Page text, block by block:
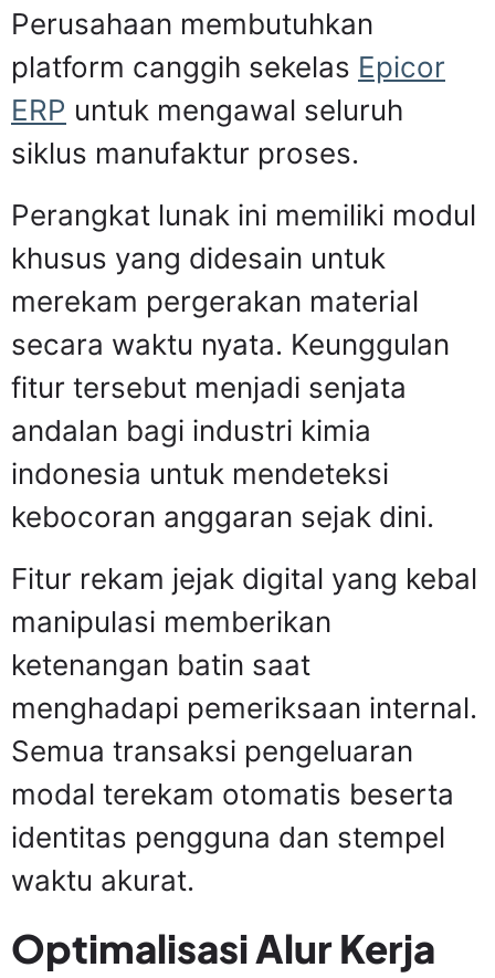
Perusahaan membutuhkan
platform canggih sekelas Epicor
ERP untuk mengawal seluruh
siklus manufaktur proses.
Perangkat lunak ini memiliki modul
khusus yang didesain untuk
merekam pergerakan material
secara waktu nyata. Keunggulan
fitur tersebut menjadi senjata
andalan bagi industri kimia
indonesia untuk mendeteksi
kebocoran anggaran sejak dini.
Fitur rekam jejak digital yang kebal
manipulasi memberikan
ketenangan batin saat
menghadapi pemeriksaan internal.
Semua transaksi pengeluaran
modal terekam otomatis beserta
identitas pengguna dan stempel
waktu akurat.
Optimalisasi Alur Kerja